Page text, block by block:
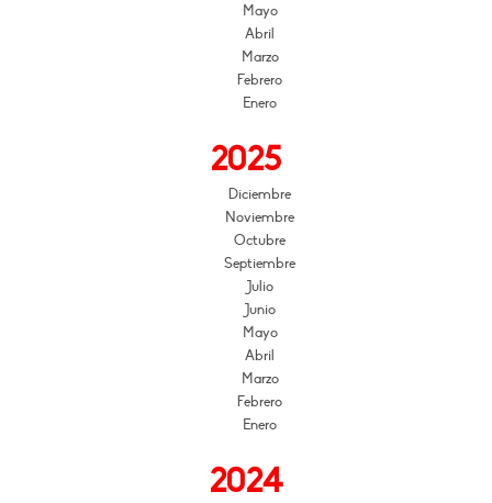
Mayo
Abril
Marzo
Febrero
Enero
2025
Diciembre
Noviembre
Octubre
Septiembre
Julio
Junio
Mayo
Abril
Marzo
Febrero
Enero
2024